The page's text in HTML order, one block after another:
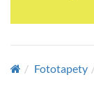
Fototapety